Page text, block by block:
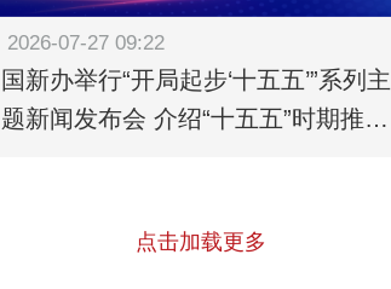
2026-07-27 09:22
国新办举行“开局起步‘十五五’”系列主
题新闻发布会 介绍“十五五”时期推进
点击加载更多